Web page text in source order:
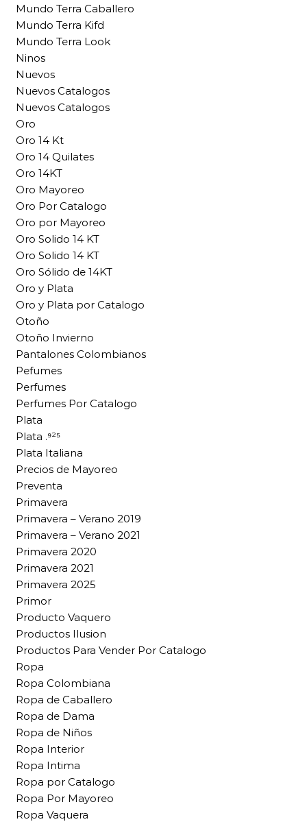
Mundo Terra Caballero
Mundo Terra Kifd
Mundo Terra Look
Ninos
Nuevos
Nuevos Catalogos
Nuevos Catalogos
Oro
Oro 14 Kt
Oro 14 Quilates
Oro 14KT
Oro Mayoreo
Oro Por Catalogo
Oro por Mayoreo
Oro Solido 14 KT
Oro Solido 14 KT
Oro Sólido de 14KT
Oro y Plata
Oro y Plata por Catalogo
Otoño
Otoño Invierno
Pantalones Colombianos
Pefumes
Perfumes
Perfumes Por Catalogo
Plata
Plata .⁹²⁵
Plata Italiana
Precios de Mayoreo
Preventa
Primavera
Primavera – Verano 2019
Primavera – Verano 2021
Primavera 2020
Primavera 2021
Primavera 2025
Primor
Producto Vaquero
Productos Ilusion
Productos Para Vender Por Catalogo
Ropa
Ropa Colombiana
Ropa de Caballero
Ropa de Dama
Ropa de Niños
Ropa Interior
Ropa Intima
Ropa por Catalogo
Ropa Por Mayoreo
Ropa Vaquera